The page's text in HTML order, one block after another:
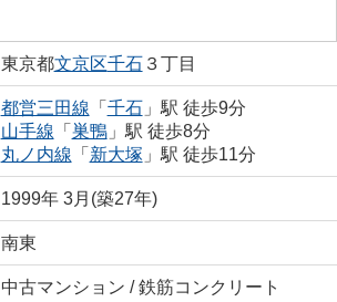
東京都文京区千石３丁目
都営三田線 「 千石」駅 徒歩9分
山手線 「 巣鴨」駅 徒歩8分
丸ノ内線 「 新大塚 」駅 徒歩11分
1999年 3月(築27年)
南東
中古マンション / 鉄筋コンクリート